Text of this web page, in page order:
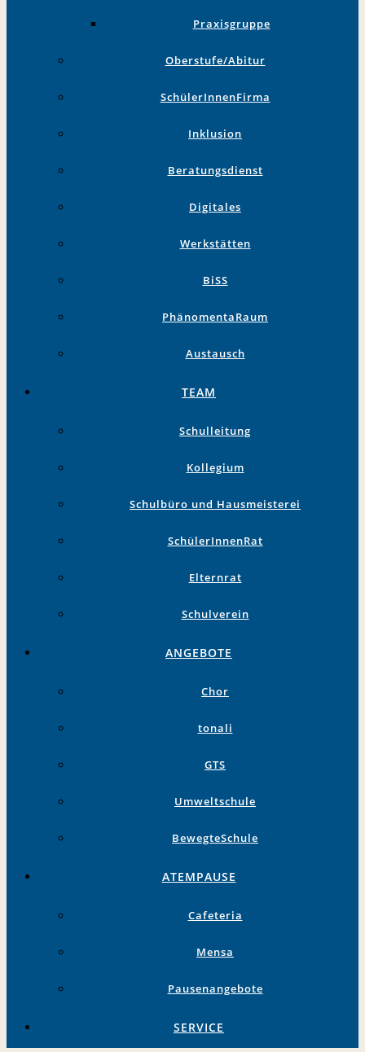
Praxisgruppe
Oberstufe/Abitur
SchülerInnenFirma
Inklusion
Beratungsdienst
Digitales
Werkstätten
BiSS
PhänomentaRaum
Austausch
TEAM
Schulleitung
Kollegium
Schulbüro und Hausmeisterei
SchülerInnenRat
Elternrat
Schulverein
ANGEBOTE
Chor
tonali
GTS
Umweltschule
BewegteSchule
ATEMPAUSE
Cafeteria
Mensa
Pausenangebote
SERVICE